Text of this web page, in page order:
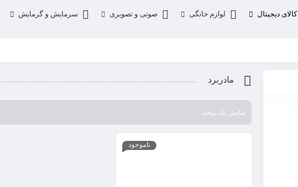
کالای دیجیتال لوازم خانگی صوتی و تصویری سرمایش و گرمایش
مادربرد
نمایش یک نتیجه
ناموجود